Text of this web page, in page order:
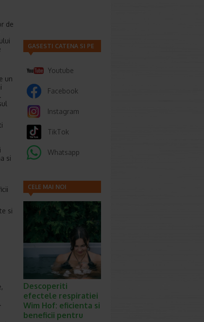
de
un
si
si
GASESTI CATENA SI PE
Youtube
Facebook
Instagram
TikTok
Whatsapp
CELE MAI NOI
Descoperiti
efectele respiratiei
Wim Hof: eficienta si
beneficii pentru